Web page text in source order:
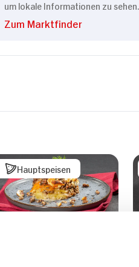
um lokale Informationen zu sehen.
Zum Marktfinder
Hauptspeisen